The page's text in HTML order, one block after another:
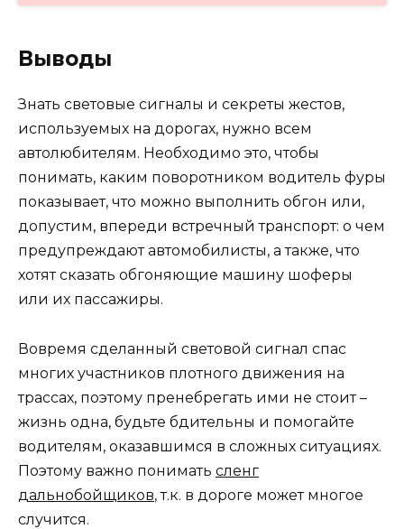
Выводы
Знать световые сигналы и секреты жестов,
используемых на дорогах, нужно всем
автолюбителям. Необходимо это, чтобы
понимать, каким поворотником водитель фуры
показывает, что можно выполнить обгон или,
допустим, впереди встречный транспорт: о чем
предупреждают автомобилисты, а также, что
хотят сказать обгоняющие машину шоферы
или их пассажиры.
Вовремя сделанный световой сигнал спас
многих участников плотного движения на
трассах, поэтому пренебрегать ими не стоит –
жизнь одна, будьте бдительны и помогайте
водителям, оказавшимся в сложных ситуациях.
Поэтому важно понимать сленг
дальнобойщиков, т.к. в дороге может многое
случится.